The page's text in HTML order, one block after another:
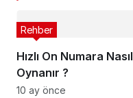
Hızlı On Numara Nasıl
Oynanır ?
Rehber
10 ay önce